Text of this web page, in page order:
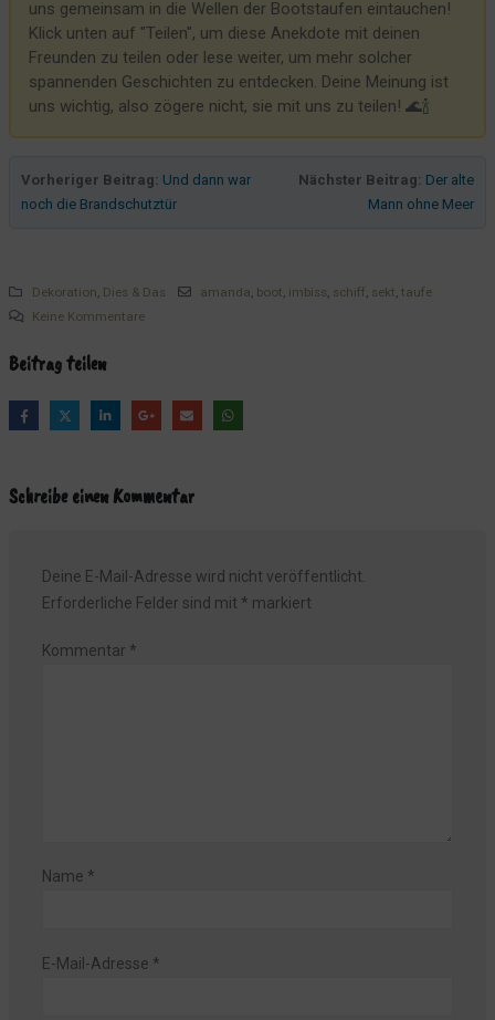
uns gemeinsam in die Wellen der Bootstaufen eintauchen!
Klick unten auf "Teilen", um diese Anekdote mit deinen
Freunden zu teilen oder lese weiter, um mehr solcher
spannenden Geschichten zu entdecken. Deine Meinung ist
uns wichtig, also zögere nicht, sie mit uns zu teilen! 🌊🍾
Vorheriger Beitrag: Und dann war
noch die Brandschutztür
Nächster Beitrag: Der alte
Mann ohne Meer
Dekoration Dies & Das amanda boot imbiss schiff sekt ,taufe
Keine Kommentare
Beitrag teilen
Schreibe einen Kommentar
Deine E-Mail-Adresse wird nicht veröffentlicht.
Erforderliche Felder sind mit * markiert
Kommentar *
Name *
E-Mail-Adresse *